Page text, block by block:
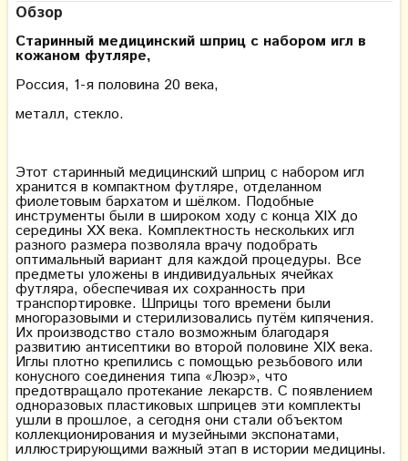
Обзор
Старинный медицинский шприц с набором игл в
кожаном футляре,
Россия, 1-я половина 20 века,
металл, стекло.
Этот старинный медицинский шприц с набором игл
хранится в компактном футляре, отделанном
фиолетовым бархатом и шёлком. Подобные
инструменты были в широком ходу с конца XIX до
середины XX века. Комплектность нескольких игл
разного размера позволяла врачу подобрать
оптимальный вариант для каждой процедуры. Все
предметы уложены в индивидуальных ячейках
футляра, обеспечивая их сохранность при
транспортировке. Шприцы того времени были
многоразовыми и стерилизовались путём кипячения.
Их производство стало возможным благодаря
развитию антисептики во второй половине XIX века.
Иглы плотно крепились с помощью резьбового или
конусного соединения типа «Люэр», что
предотвращало протекание лекарств. С появлением
одноразовых пластиковых шприцев эти комплекты
ушли в прошлое, а сегодня они стали объектом
коллекционирования и музейными экспонатами,
иллюстрирующими важный этап в истории медицины.